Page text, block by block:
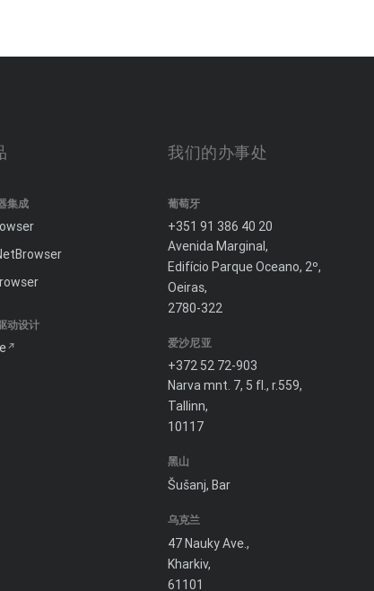
集成
动设计
我们的办事处
葡萄牙
+351 91 386 40 20
Avenida Marginal,
Edifício Parque Oceano, 2º,
Oeiras,
2780-322
爱沙尼亚
+372 52 72-903
Narva mnt. 7, 5 fl., r.559,
Tallinn,
10117
黑山
Šušanj, Bar
乌克兰
47 Nauky Ave.,
Kharkiv,
61101